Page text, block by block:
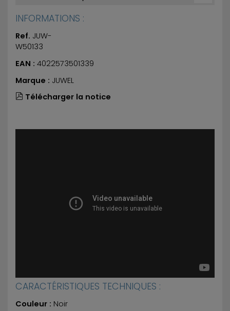
INFORMATIONS :
Ref. JUW-
W50133
EAN : 4022573501339
Marque : JUWEL
Télécharger la notice
CARACTÉRISTIQUES TECHNIQUES :
Couleur : Noir